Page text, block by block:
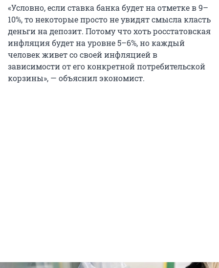
«Условно, если ставка банка будет на отметке в 9–
10%, то некоторые просто не увидят смысла класть
деньги на депозит. Потому что хоть росстатовская
инфляция будет на уровне 5–6%, но каждый
человек живет со своей инфляцией в
зависимости от его конкретной потребительской
корзины», — объяснил экономист.